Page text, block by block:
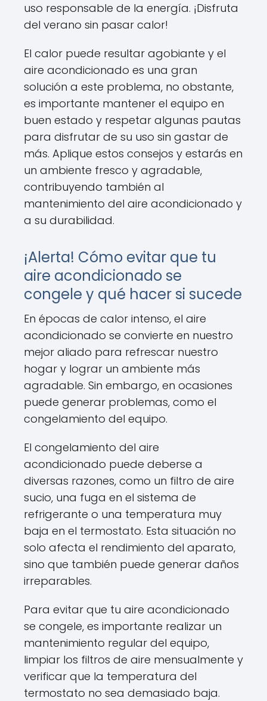
uso responsable de la energía. ¡Disfruta
del verano sin pasar calor!
El calor puede resultar agobiante y el
aire acondicionado es una gran
solución a este problema, no obstante,
es importante mantener el equipo en
buen estado y respetar algunas pautas
para disfrutar de su uso sin gastar de
más. Aplique estos consejos y estarás en
un ambiente fresco y agradable,
contribuyendo también al
mantenimiento del aire acondicionado y
a su durabilidad.
¡Alerta! Cómo evitar que tu
aire acondicionado se
congele y qué hacer si sucede
En épocas de calor intenso, el aire
acondicionado se convierte en nuestro
mejor aliado para refrescar nuestro
hogar y lograr un ambiente más
agradable. Sin embargo, en ocasiones
puede generar problemas, como el
congelamiento del equipo.
El congelamiento del aire
acondicionado puede deberse a
diversas razones, como un filtro de aire
sucio, una fuga en el sistema de
refrigerante o una temperatura muy
baja en el termostato. Esta situación no
solo afecta el rendimiento del aparato,
sino que también puede generar daños
irreparables.
Para evitar que tu aire acondicionado
se congele, es importante realizar un
mantenimiento regular del equipo,
limpiar los filtros de aire mensualmente y
verificar que la temperatura del
termostato no sea demasiado baja.